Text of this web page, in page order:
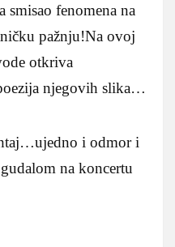
fenomena na
pažnju!Na ovoj
otkriva
njegovih slika…
i odmor i
na koncertu